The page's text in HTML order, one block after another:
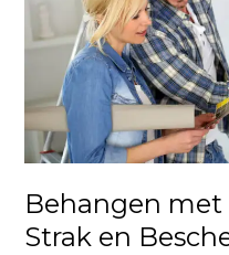
Behangen met
Strak en
Beschermt